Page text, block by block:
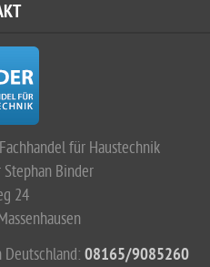
für Haustechnik
Stephan Binder
24
Deutschland: 08165/9085260